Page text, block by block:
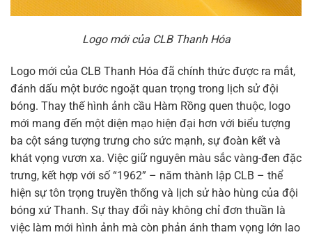
Logo mới của CLB Thanh Hóa
Logo mới của CLB Thanh Hóa đã chính thức được ra mắt,
đánh dấu một bước ngoặt quan trọng trong lịch sử đội
bóng. Thay thế hình ảnh cầu Hàm Rồng quen thuộc, logo
mới mang đến một diện mạo hiện đại hơn với biểu tượng
ba cột sáng tượng trưng cho sức mạnh, sự đoàn kết và
khát vọng vươn xa. Việc giữ nguyên màu sắc vàng-đen đặc
trưng, kết hợp với số “1962” – năm thành lập CLB – thể
hiện sự tôn trọng truyền thống và lịch sử hào hùng của đội
bóng xứ Thanh. Sự thay đổi này không chỉ đơn thuần là
việc làm mới hình ảnh mà còn phản ánh tham vọng lớn lao